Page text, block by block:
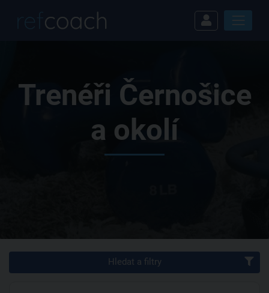
Trenéři Černošice
a okolí
Hledat a filtry